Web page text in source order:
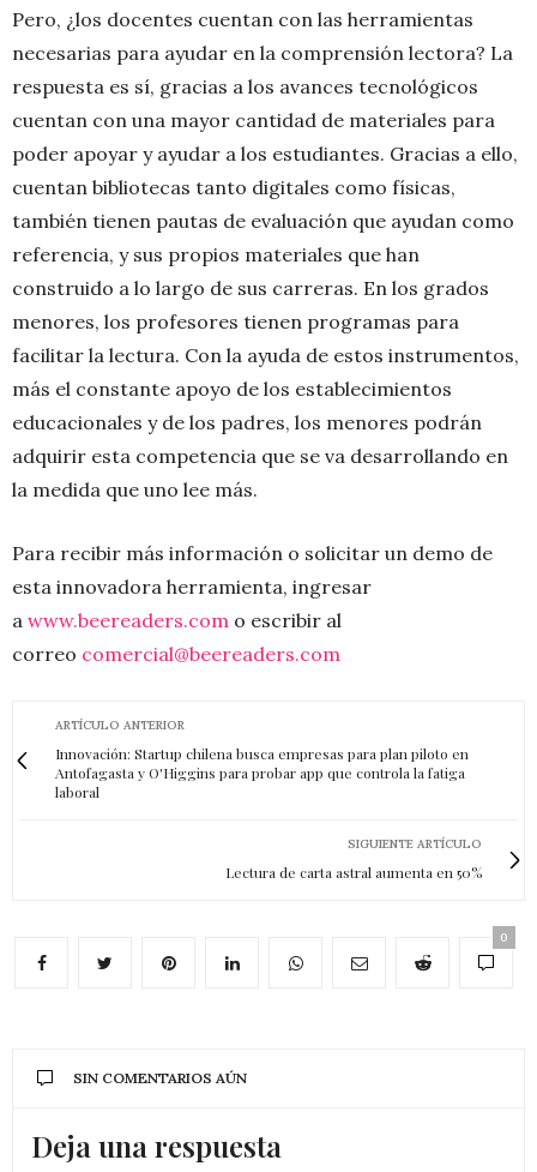
Pero, ¿los docentes cuentan con las herramientas
necesarias para ayudar en la comprensión lectora? La
respuesta es sí, gracias a los avances tecnológicos
cuentan con una mayor cantidad de materiales para
poder apoyar y ayudar a los estudiantes. Gracias a ello,
cuentan bibliotecas tanto digitales como físicas,
también tienen pautas de evaluación que ayudan como
referencia, y sus propios materiales que han
construido a lo largo de sus carreras. En los grados
menores, los profesores tienen programas para
facilitar la lectura. Con la ayuda de estos instrumentos,
más el constante apoyo de los establecimientos
educacionales y de los padres, los menores podrán
adquirir esta competencia que se va desarrollando en
la medida que uno lee más.
Para recibir más información o solicitar un demo de
esta innovadora herramienta, ingresar
a www.beereaders.com o escribir al
correo comercial@beereaders.com
ARTÍCULO ANTERIOR
Innovación: Startup chilena busca empresas para plan piloto en
Antofagasta y O'Higgins para probar app que controla la fatiga
laboral
SIGUIENTE ARTÍCULO
Lectura de carta astral aumenta en 50%
0
SIN COMENTARIOS AÚN
Deja una respuesta